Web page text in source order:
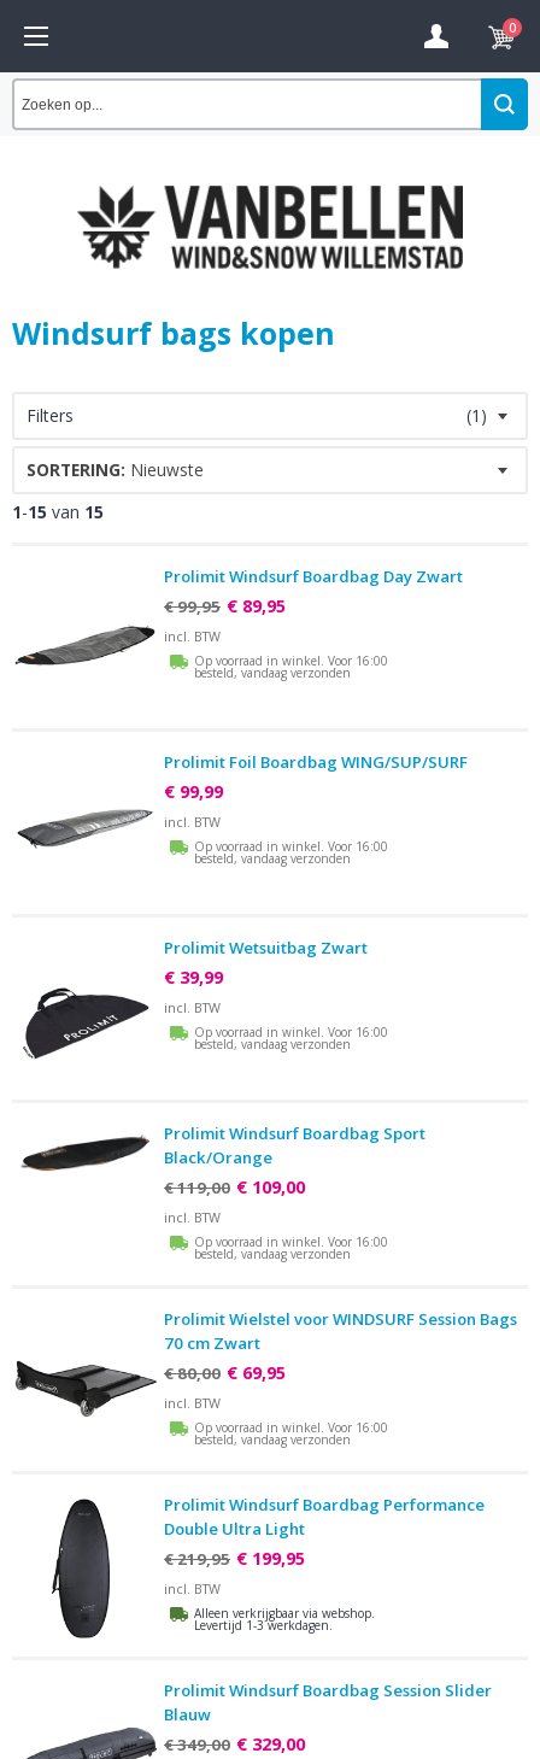
0
Windsurf bags kopen
Filters (1)
SORTERING: Nieuwste
1-15 van 15
Prolimit Windsurf Boardbag Day Zwart
€ 99,95 € 89,95
incl. BTW
Op voorraad in winkel. Voor 16:00
besteld, vandaag verzonden
Prolimit Foil Boardbag WING/SUP/SURF
€ 99,99
incl. BTW
Op voorraad in winkel. Voor 16:00
besteld, vandaag verzonden
Prolimit Wetsuitbag Zwart
€ 39,99
incl. BTW
Op voorraad in winkel. Voor 16:00
besteld, vandaag verzonden
Prolimit Windsurf Boardbag Sport
Black/Orange
€ 119,00 € 109,00
incl. BTW
Op voorraad in winkel. Voor 16:00
besteld, vandaag verzonden
Prolimit Wielstel voor WINDSURF Session Bags
70 cm Zwart
€ 80,00 € 69,95
incl. BTW
Op voorraad in winkel. Voor 16:00
besteld, vandaag verzonden
Prolimit Windsurf Boardbag Performance
Double Ultra Light
€ 219,95 € 199,95
incl. BTW
Alleen verkrijgbaar via webshop.
Levertijd 1-3 werkdagen.
Prolimit Windsurf Boardbag Session Slider
Blauw
€ 349,00 € 329,00